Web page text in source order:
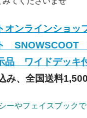
オンラインショッ
品 ワイドデッキ
み、全国送料1,500
ーやフェイスブック